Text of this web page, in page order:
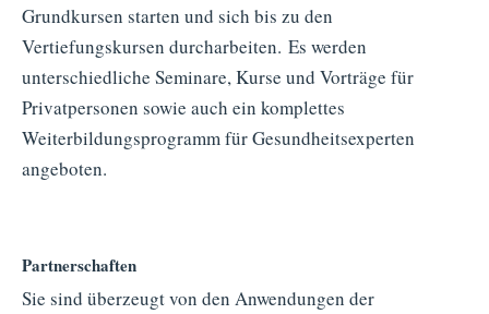
Grundkursen starten und sich bis zu den
Vertiefungskursen durcharbeiten. Es werden
unterschiedliche Seminare, Kurse und Vorträge für
Privatpersonen sowie auch ein komplettes
Weiterbildungsprogramm für Gesundheitsexperten
angeboten.
Partnerschaften
Sie sind überzeugt von den Anwendungen der